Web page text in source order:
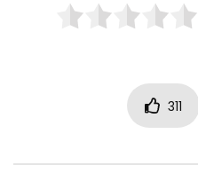
311